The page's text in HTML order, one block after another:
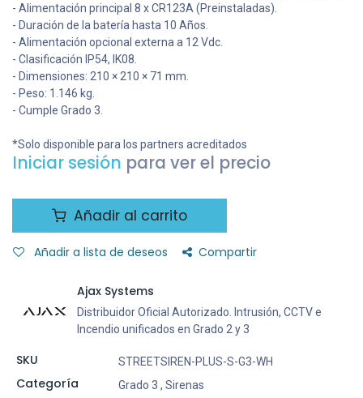
- Alimentación principal 8 x CR123A (Preinstaladas).
- Duración de la batería hasta 10 Años.
- Alimentación opcional externa a 12 Vdc.
- Clasificación IP54, IK08.
- Dimensiones: 210 × 210 × 71 mm.
- Peso: 1.146 kg.
- Cumple Grado 3.
*Solo disponible para los partners acreditados
Iniciar sesión para ver el precio
Añadir al carrito
Añadir a lista de deseos Compartir
Ajax Systems
Distribuidor Oficial Autorizado. Intrusión, CCTV e
Incendio unificados en Grado 2 y 3
SKU STREETSIREN-PLUS-S-G3-WH
Categoría Grado 3 , Sirenas